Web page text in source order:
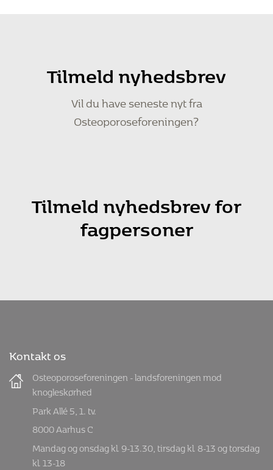
Tilmeld nyhedsbrev
Vil du have seneste nyt fra
Osteoporoseforeningen?
Tilmeld nyhedsbrev for
fagpersoner
Kontakt os
Osteoporoseforeningen - landsforeningen mod
knogleskørhed
Park Allé 5, 1. tv.
8000 Aarhus C
Mandag og onsdag kl. 9-13.30, tirsdag kl. 8-13 og torsdag
kl. 13-18